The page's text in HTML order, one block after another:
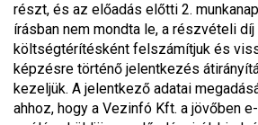
részt, és az előadás előtti 2.
írásban nem mondta le, a részvételi díj
költségtérítésként felszámítjuk és
képzésre történő jelentkezés
kezeljük. A jelentkező adatai
ahhoz, hogy a Vezinfó Kft. a jövőben